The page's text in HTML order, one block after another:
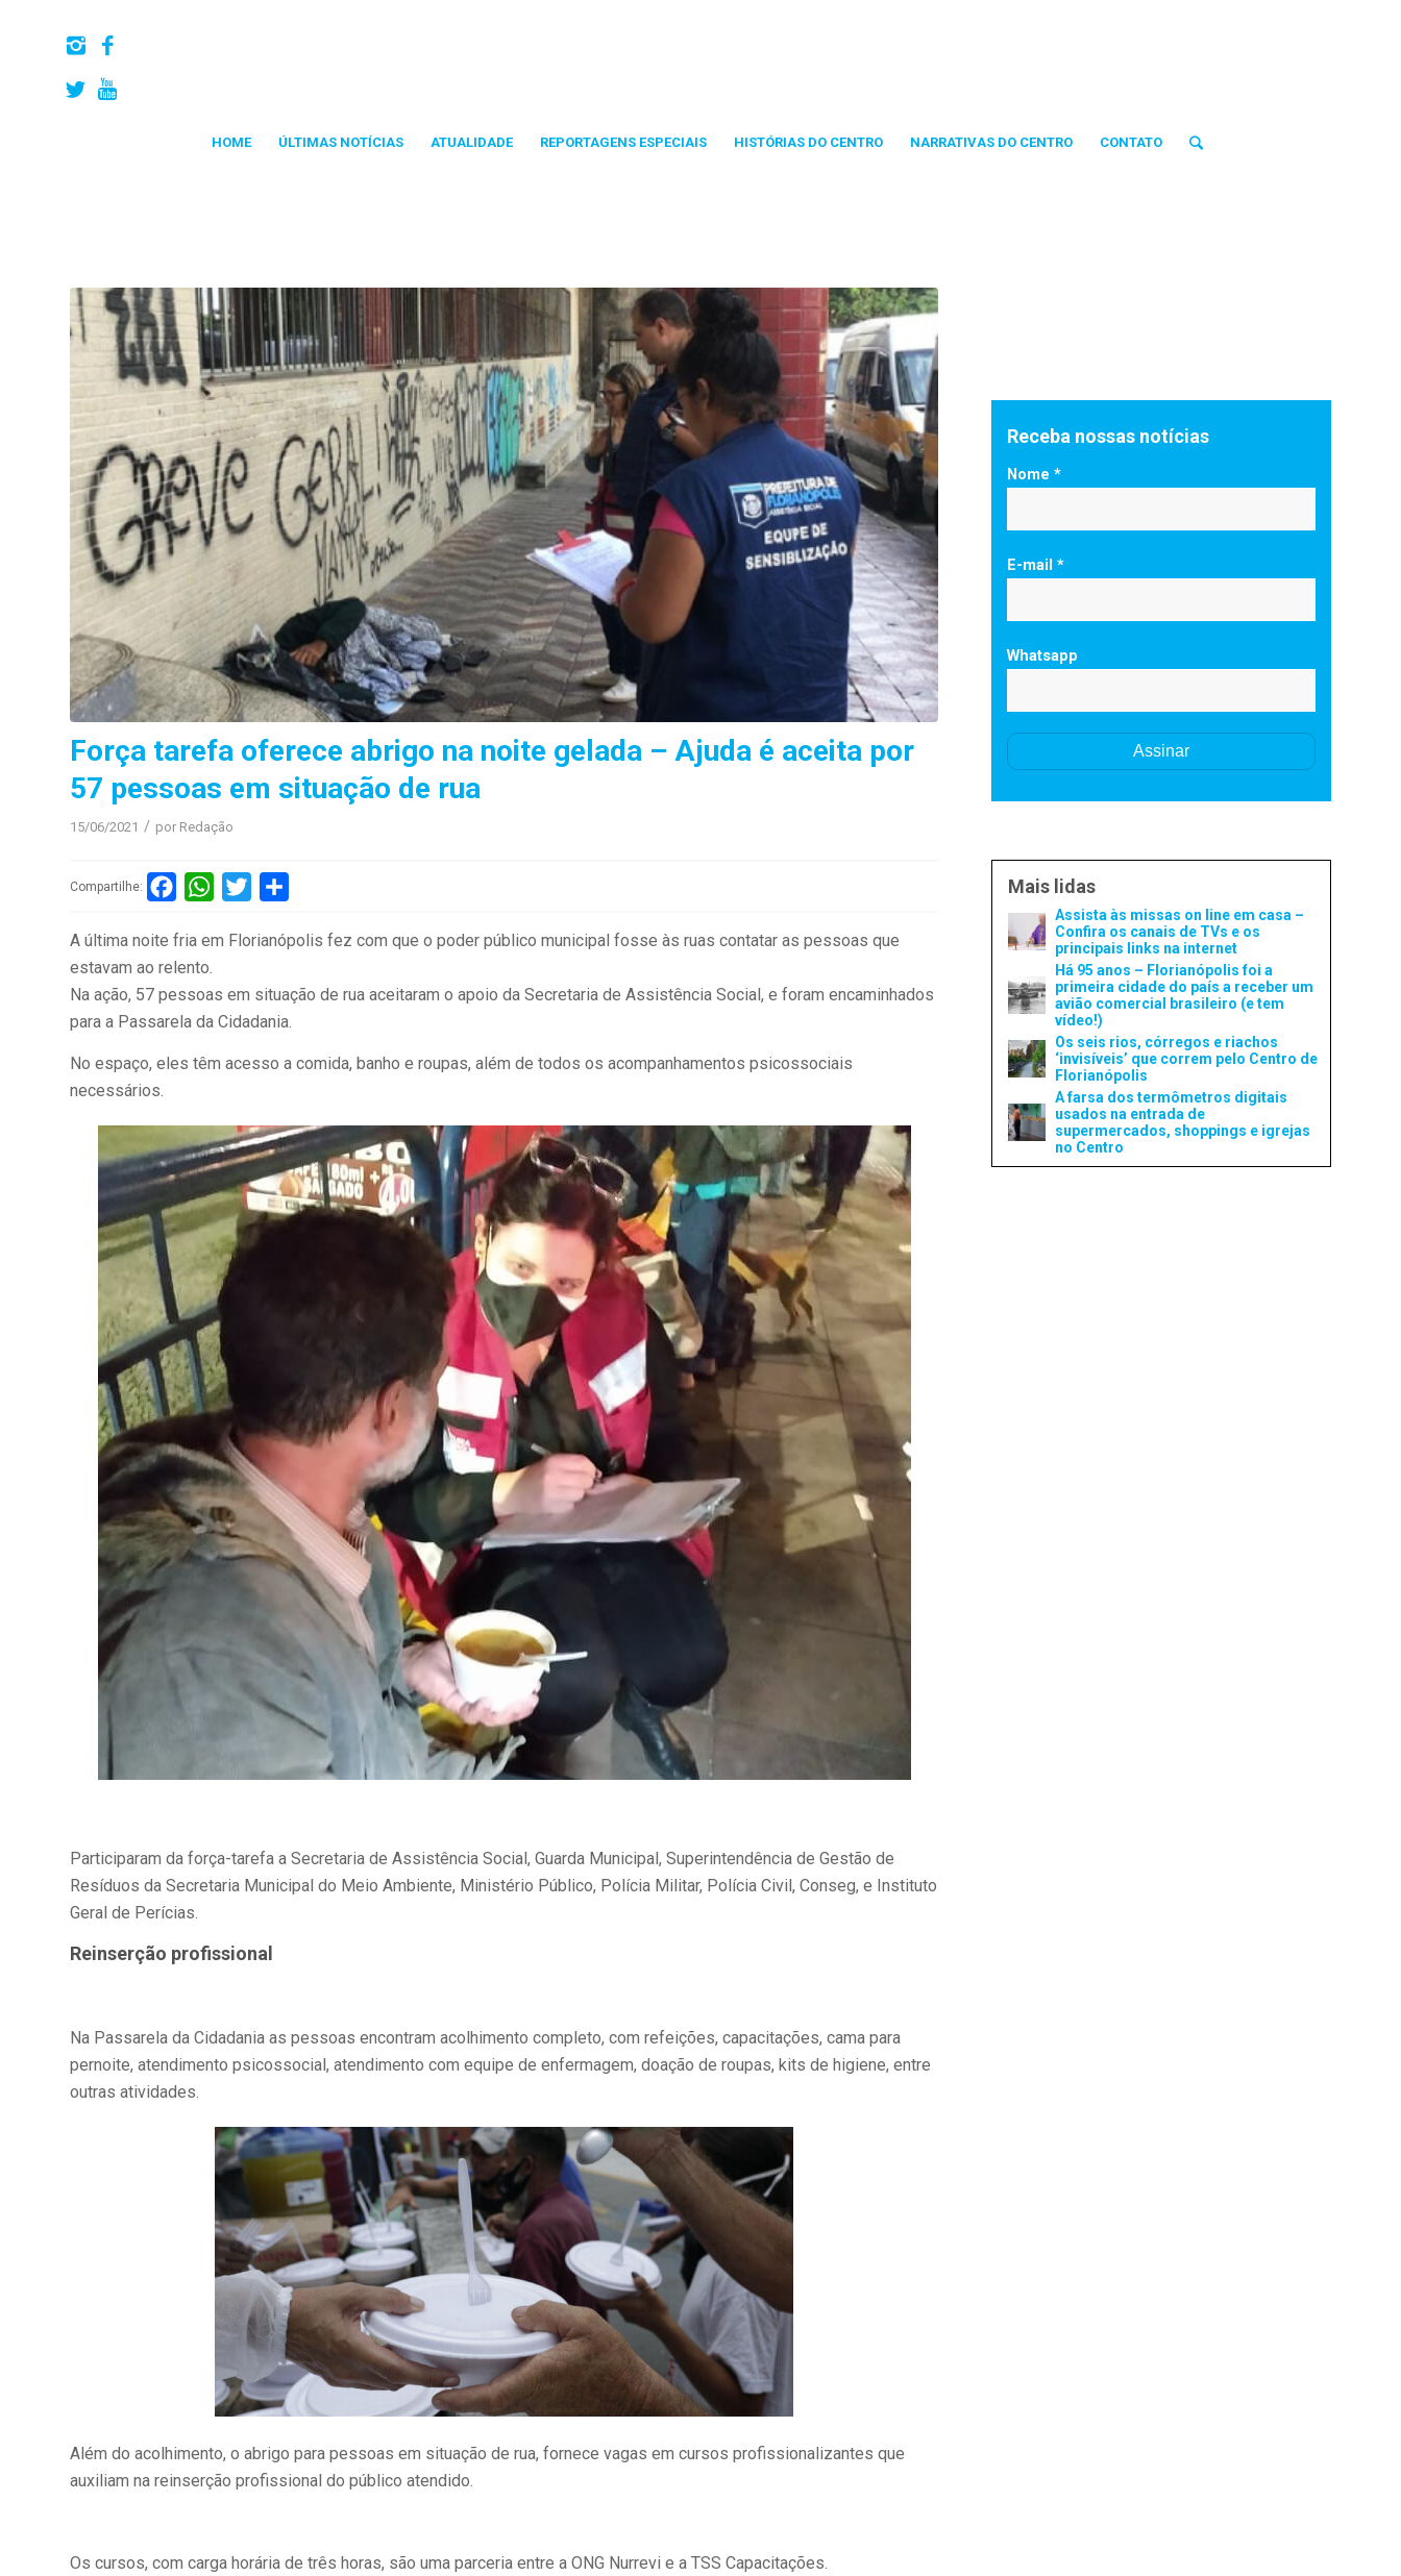
HOME ÚLTIMAS NOTÍCIAS ATUALIDADE REPORTAGENS ESPECIAIS HISTÓRIAS DO CENTRO NARRATIVAS DO CENTRO CONTATO
Força tarefa oferece abrigo na noite gelada – Ajuda é aceita por
57 pessoas em situação de rua
15/06/2021 / por Redação
Compartilhe: FacebookWhatsApp
Twitter
A última noite fria em Florianópolis fez com que o poder público municipal fosse às ruas contatar as pessoas que
estavam ao relento.
Na ação, 57 pessoas em situação de rua aceitaram o apoio da Secretaria de Assistência Social, e foram encaminhados
para a Passarela da Cidadania.
No espaço, eles têm acesso a comida, banho e roupas, além de todos os acompanhamentos psicossociais
necessários.
Participaram da força-tarefa a Secretaria de Assistência Social, Guarda Municipal, Superintendência de Gestão de
Resíduos da Secretaria Municipal do Meio Ambiente, Ministério Público, Polícia Militar, Polícia Civil, Conseg, e Instituto
Geral de Perícias.
Reinserção profissional
Na Passarela da Cidadania as pessoas encontram acolhimento completo, com refeições, capacitações, cama para
pernoite, atendimento psicossocial, atendimento com equipe de enfermagem, doação de roupas, kits de higiene, entre
outras atividades.
Além do acolhimento, o abrigo para pessoas em situação de rua, fornece vagas em cursos profissionalizantes que
auxiliam na reinserção profissional do público atendido.
Os cursos, com carga horária de três horas, são uma parceria entre a ONG Nurrevi e a TSS Capacitações.
Receba nossas notícias
Nome *
E-mail *
Whatsapp
Mais lidas
Assista às missas on line em casa –
Confira os canais de TVs e os
principais links na internet
Há 95 anos – Florianópolis foi a
primeira cidade do país a receber um
avião comercial brasileiro (e tem
vídeo!)
Os seis rios, córregos e riachos
‘invisíveis’ que correm pelo Centro de
Florianópolis
A farsa dos termômetros digitais
usados na entrada de
supermercados, shoppings e igrejas
no Centro